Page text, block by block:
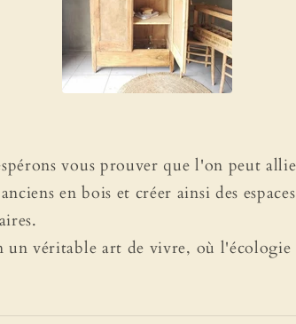
vous prouver que l'on peut
en bois et créer ainsi des
un véritable art de vivre, où